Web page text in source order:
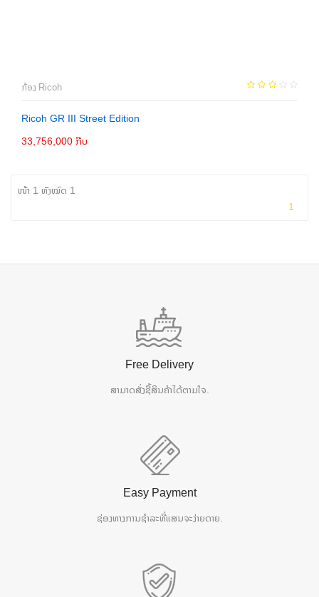
ກ້ອງ Ricoh
Ricoh GR III Street Edition
33,756,000 ກີບ
ຕິດຕໍ່
ໜ້າ 1 ທັງໝົດ 1
1
Free Delivery
ສາມາດສັ່ງຊື້ສິນຄ້າໄດ້ຕາມໃຈ.
Easy Payment
ຊ່ອງທາງການຊຳລະທີ່ແສນຈະງ່າຍດາຍ.